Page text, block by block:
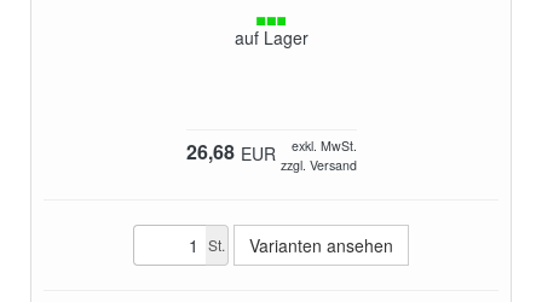
auf Lager
26,68 EUR
exkl. MwSt.
zzgl. Versand
St. Varianten ansehen